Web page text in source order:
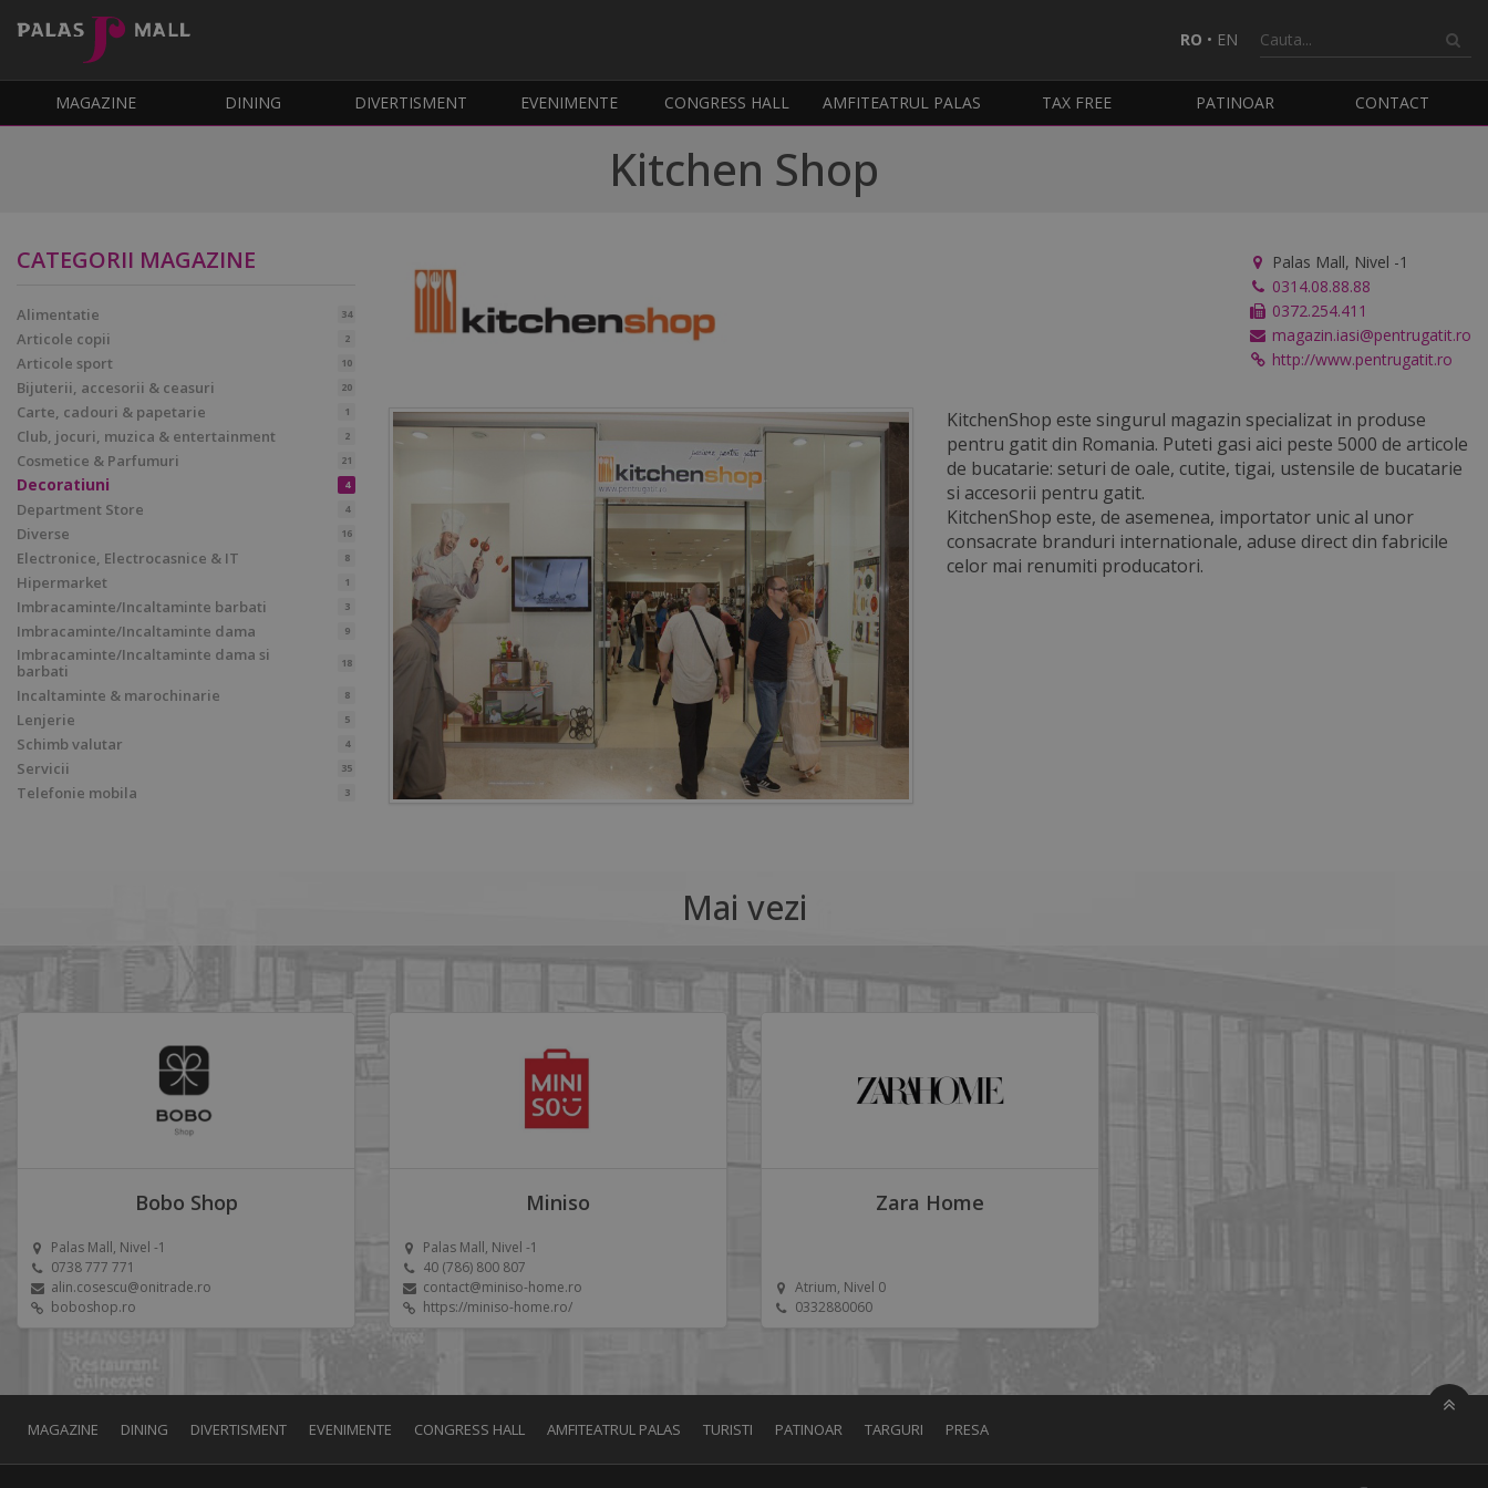
RO • EN
MAGAZINE DINING DIVERTISMENT EVENIMENTE CONGRESS HALL AMFITEATRUL PALAS TAX FREE PATINOAR CONTACT
Kitchen Shop
CATEGORII MAGAZINE
Alimentatie 34
Articole copii 2
Articole sport 10
Bijuterii, accesorii & ceasuri 20
Carte, cadouri & papetarie 1
Club, jocuri, muzica & entertainment 2
Cosmetice & Parfumuri 21
Decoratiuni 4
Department Store 4
Diverse 16
Electronice, Electrocasnice & IT 8
Hipermarket 1
Imbracaminte/Incaltaminte barbati 3
Imbracaminte/Incaltaminte dama 9
Imbracaminte/Incaltaminte dama si
barbati
18
Incaltaminte & marochinarie 8
Lenjerie 5
Schimb valutar 4
Servicii 35
Telefonie mobila 3
Palas Mall, Nivel -1
0314.08.88.88
0372.254.411
magazin.iasi@pentrugatit.ro
http://www.pentrugatit.ro
KitchenShop este singurul magazin specializat in produse
pentru gatit din Romania. Puteti gasi aici peste 5000 de articole
de bucatarie: seturi de oale, cutite, tigai, ustensile de bucatarie
si accesorii pentru gatit.
KitchenShop este, de asemenea, importator unic al unor
consacrate branduri internationale, aduse direct din fabricile
celor mai renumiti producatori.
Mai vezi
Bobo Shop
Palas Mall, Nivel -1
0738 777 771
alin.cosescu@onitrade.ro
boboshop.ro
Miniso
Palas Mall, Nivel -1
40 (786) 800 807
contact@miniso-home.ro
https://miniso-home.ro/
Zara Home
Atrium, Nivel 0
0332880060
MAGAZINE DINING DIVERTISMENT EVENIMENTE CONGRESS HALL AMFITEATRUL PALAS TURISTI PATINOAR TARGURI PRESA